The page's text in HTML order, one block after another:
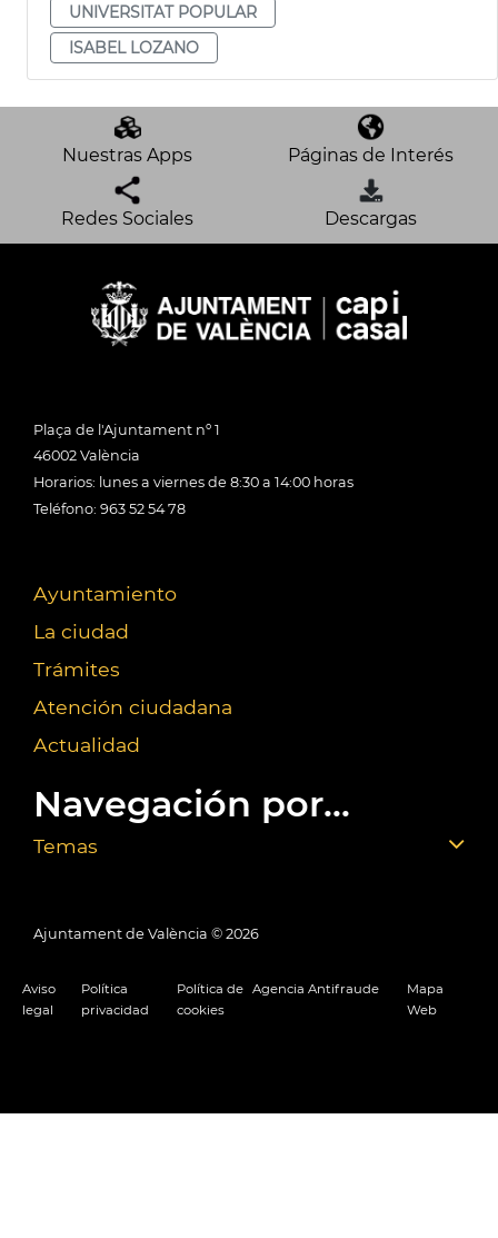
UNIVERSITAT POPULAR
ISABEL LOZANO
Nuestras Apps Páginas de Interés
Redes Sociales Descargas
Plaça de l'Ajuntament nº 1
46002 València
Horarios: lunes a viernes de 8:30 a 14:00 horas
Teléfono: 963 52 54 78
Ayuntamiento
La ciudad
Trámites
Atención ciudadana
Actualidad
Navegación por...
Temas
Ajuntament de València © 2026
Aviso
legal
Política
privacidad
Política de
cookies
Agencia Antifraude
Mapa
Web